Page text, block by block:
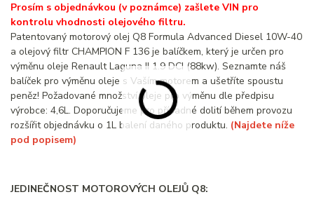
Prosím s objednávkou (v poznámce) zašlete VIN pro
kontrolu vhodnosti olejového filtru.
Patentovaný motorový olej Q8 Formula Advanced Diesel 10W-40
a olejový filtr CHAMPION F 136 je balíčkem, který je určen pro
výměnu oleje Renault Laguna II 1.9 DCI (88kw). Seznamte náš
balíček pro výměnu oleje s Vaším motorem a ušetříte spoustu
peněz! Požadované množství oleje pro výměnu dle předpisu
výrobce: 4,6L. Doporučujeme pro případné dolití během provozu
rozšířit objednávku o 1L balení daného produktu. (Najdete níže
pod popisem)
JEDINEČNOST MOTOROVÝCH OLEJŮ Q8: